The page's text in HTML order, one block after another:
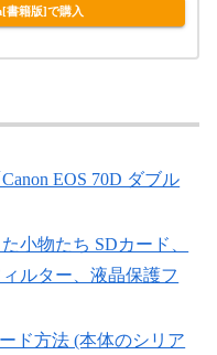
書籍版]で購入
EOS 70D ダブル
小物たち SDカード、
ルター、液晶保護フ
ド方法 (本体のシリア